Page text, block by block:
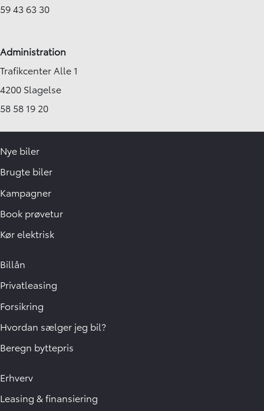
59 43 63 30
Administration
Trafikcenter Alle 1
4200 Slagelse
58 58 19 20
Nye biler
Brugte biler
Kampagner
Book prøvetur
Kør elektrisk
Billån
Privatleasing
Forsikring
Hvordan sælger jeg bil?
Beregn byttepris
Erhverv
Leasing & finansiering